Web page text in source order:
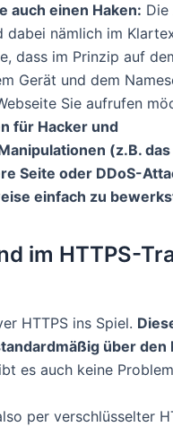
auch einen Haken:
dabei nämlich im
dass im Prinzip auf
Gerät und dem
Sie aufrufen
für Hacker und
(z.B. das
Seite oder DDoS-
einfach zu
im HTTPS-
HTTPS ins Spiel.
über
es auch keine
per verschlüsselter